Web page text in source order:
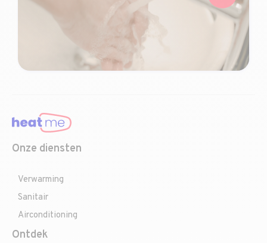
Onze diensten
Verwarming
Sanitair
Airconditioning
Ontdek